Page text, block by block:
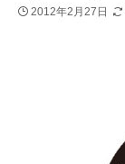
2012年2月27日